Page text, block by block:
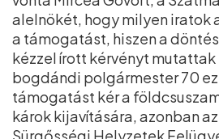
alelnökét, hogy milyen iratok
a támogatást, hiszen a
kézzel írott kérvényt mutattak
bogdándi polgármester 70
támogatást kér a
károk kijavítására, azonban
Sürgősségi Helyzetek